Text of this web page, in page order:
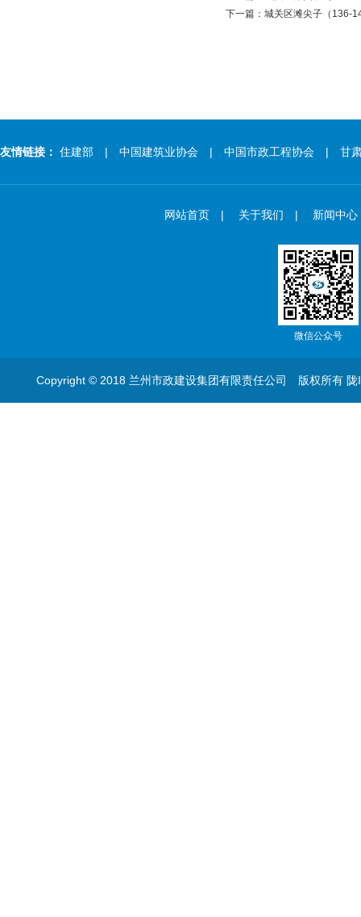
下一篇： 城关区滩尖子（136-
友情链接： 住建部 | 中国建筑业协会 | 中国市政工程协会 | 甘肃
网站首页 | 关于我们 | 新闻中心
微信公众号
Copyright © 2018 兰州市政建设集团有限责任公司 版权所有